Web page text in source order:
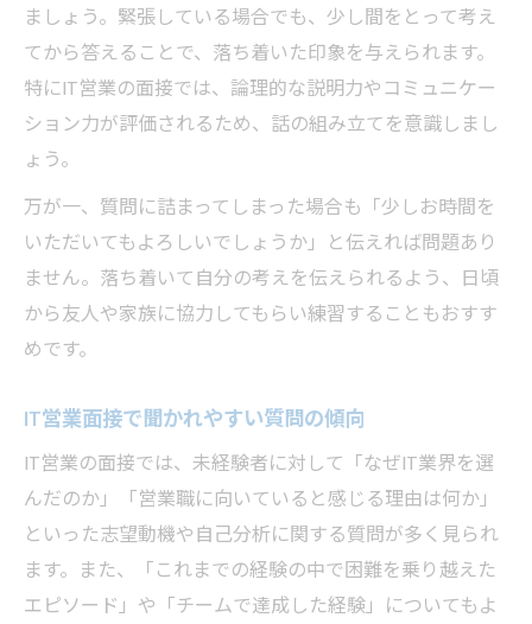
ましょう。緊張している場合でも、少し間をとって考え
てから答えることで、落ち着いた印象を与えられます。
特にIT営業の面接では、論理的な説明力やコミュニケー
ション力が評価されるため、話の組み立てを意識しまし
ょう。
万が一、質問に詰まってしまった場合も「少しお時間を
いただいてもよろしいでしょうか」と伝えれば問題あり
ません。落ち着いて自分の考えを伝えられるよう、日頃
から友人や家族に協力してもらい練習することもおすす
めです。
IT営業面接で聞かれやすい質問の傾向
IT営業の面接では、未経験者に対して「なぜIT業界を選
んだのか」「営業職に向いていると感じる理由は何か」
といった志望動機や自己分析に関する質問が多く見られ
ます。また、「これまでの経験の中で困難を乗り越えた
エピソード」や「チームで達成した経験」についてもよ